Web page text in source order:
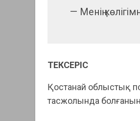
— Менің
ТЕКСЕРІС
Қостанай облыстық
тасжолында